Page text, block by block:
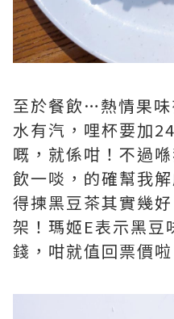
至於餐飲…熱情果
水有汽，哩杯要加
嘅，就係咁！不過
飲一啖，的確幫我
得揀黑豆茶其實幾
架！瑪姬E表示黑豆
錢，咁就值回票價啦